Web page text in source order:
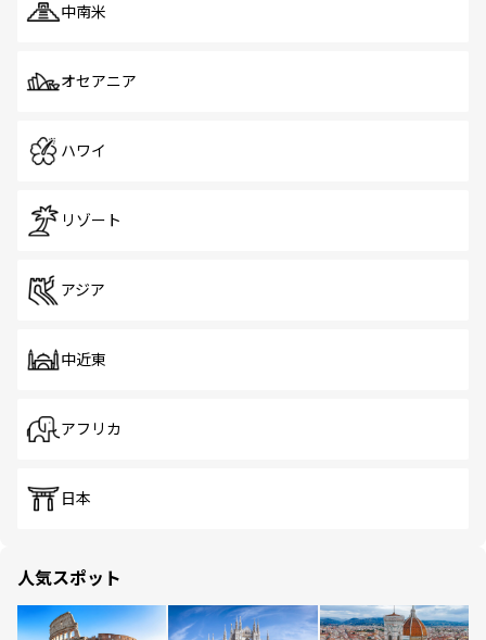
中南米
オセアニア
ハワイ
リゾート
アジア
中近東
アフリカ
日本
人気スポット